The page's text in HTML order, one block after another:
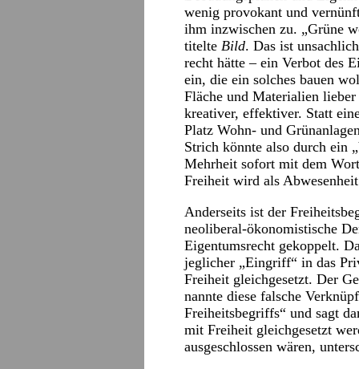
wenig provokant und
ihm inzwischen zu. „Grüne
titelte Bild. Das ist
recht hätte – ein Verbot des
ein, die ein solches bauen
Fläche und Materialien
kreativer, effektiver. Statt
Platz Wohn- und
Strich könnte also durch ein
Mehrheit sofort mit dem
Freiheit wird als
Anderseits ist der
neoliberal-ökonomistische
Eigentumsrecht gekoppelt.
jeglicher „Eingriff“ in das
Freiheit gleichgesetzt. Der
nannte diese falsche
Freiheitsbegriffs“ und sagt
mit Freiheit gleichgesetzt
ausgeschlossen wären,